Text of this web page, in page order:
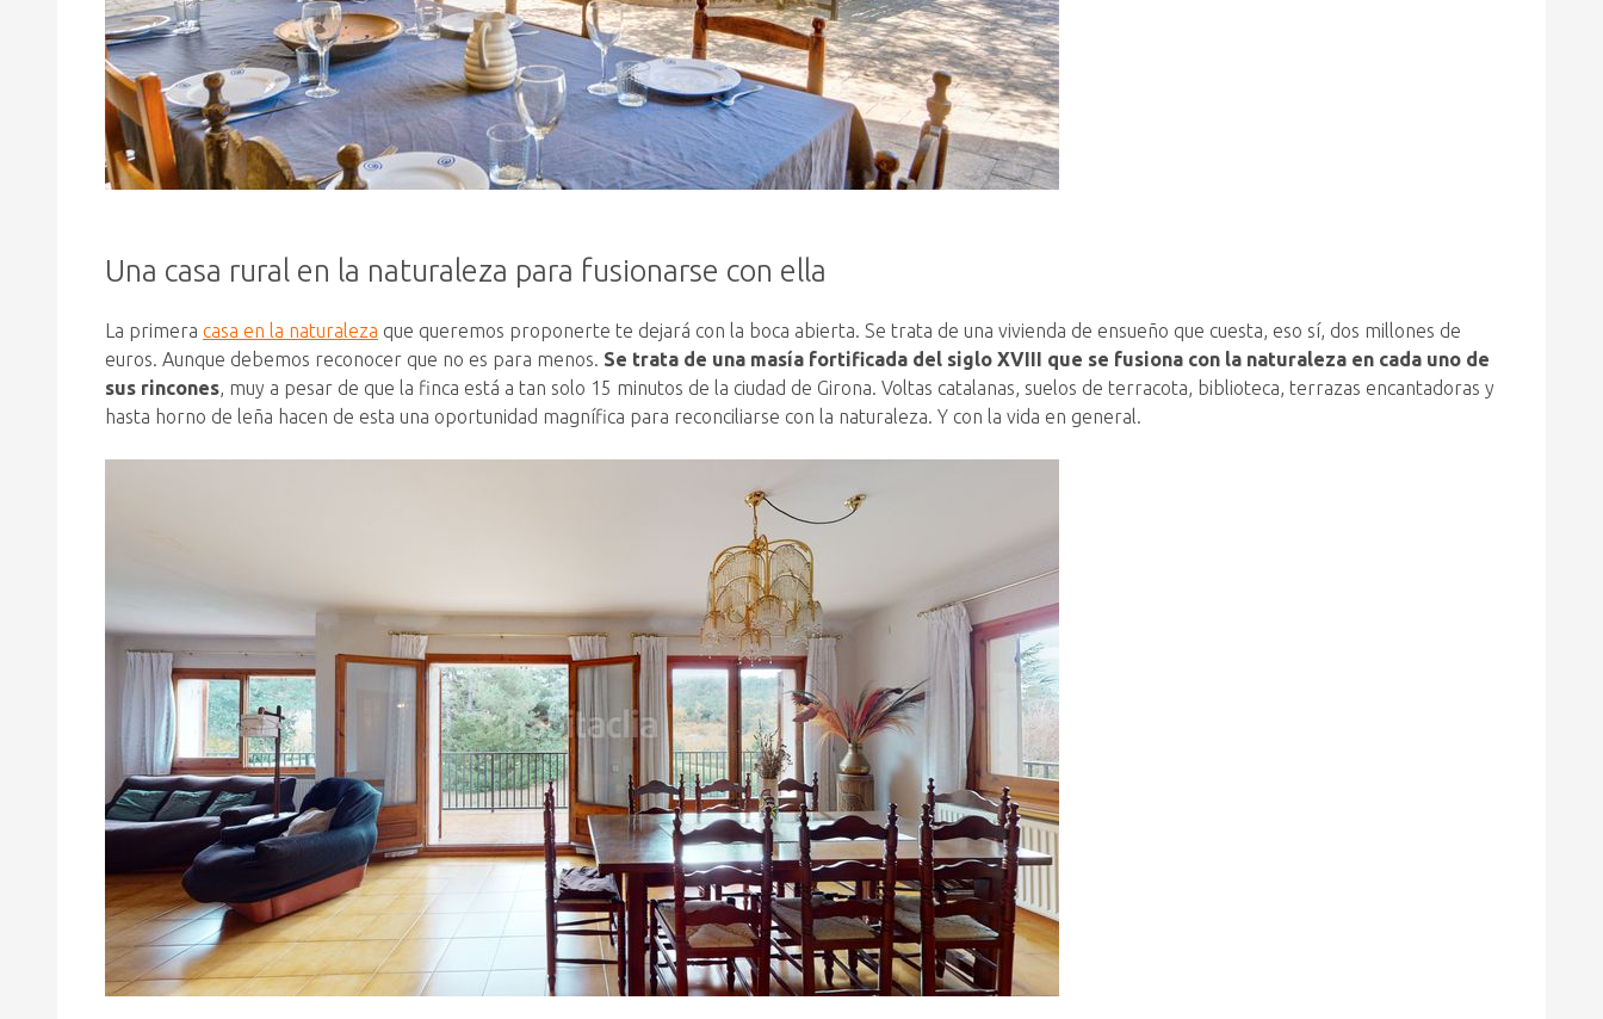
Una casa rural en la naturaleza para fusionarse con ella
La primera casa en la naturaleza que queremos proponerte te dejará con la boca abierta. Se trata de una vivienda de ensueño que cuesta, eso sí, dos millones de
euros. Aunque debemos reconocer que no es para menos. Se trata de una masía fortificada del siglo XVIII que se fusiona con la naturaleza en cada uno de
sus rincones, muy a pesar de que la finca está a tan solo 15 minutos de la ciudad de Girona. Voltas catalanas, suelos de terracota, biblioteca, terrazas encantadoras y
hasta horno de leña hacen de esta una oportunidad magnífica para reconciliarse con la naturaleza. Y con la vida en general.